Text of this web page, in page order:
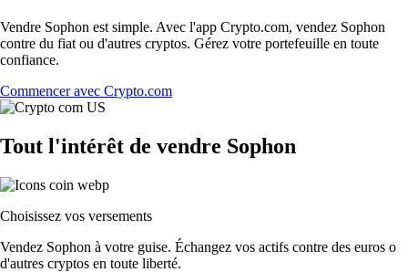
Vendre Sophon est simple. Avec l'app Crypto.com, vendez Sophon
contre du fiat ou d'autres cryptos. Gérez votre portefeuille en toute
confiance.
Commencer avec Crypto.com
Tout l'intérêt de vendre Sophon
Choisissez vos versements
Vendez Sophon à votre guise. Échangez vos actifs contre des euros o
d'autres cryptos en toute liberté.